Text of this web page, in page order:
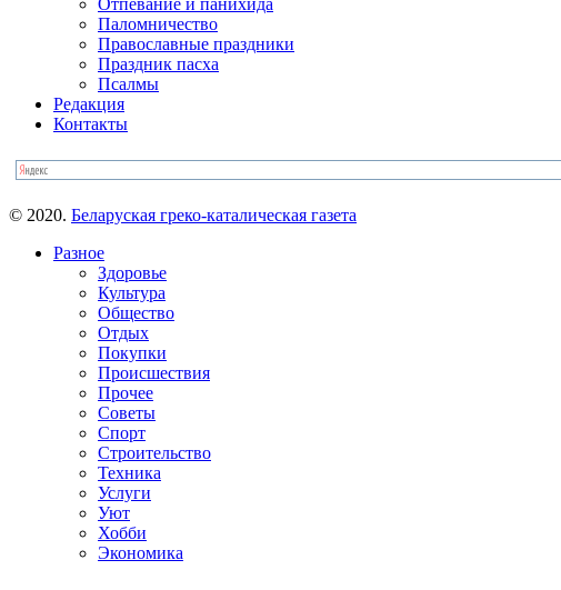
Паломничество
Православные праздники
Праздник пасха
Псалмы
Редакция
Контакты
© 2020. Беларуская греко-каталическая газета
Разное
Здоровье
Культура
Общество
Отдых
Покупки
Происшествия
Прочее
Советы
Спорт
Строительство
Техника
Услуги
Уют
Хобби
Экономика